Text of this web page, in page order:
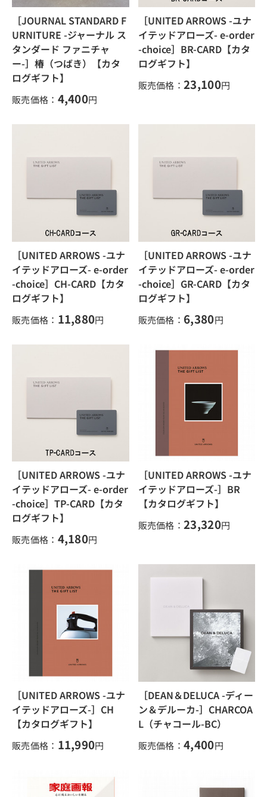
［JOURNAL STANDARD F
URNITURE -ジャーナル ス
タンダード ファニチャ
ー-］椿（つばき）【カタ
ログギフト】
販売価格： 4,400円
［UNITED ARROWS -ユナ
イテッドアローズ- e-order
-choice］BR-CARD【カタ
ログギフト】
販売価格： 23,100円
［UNITED ARROWS -ユナ
イテッドアローズ- e-order
-choice］CH-CARD【カタ
ログギフト】
販売価格： 11,880円
［UNITED ARROWS -ユナ
イテッドアローズ- e-order
-choice］GR-CARD【カタ
ログギフト】
販売価格： 6,380円
［UNITED ARROWS -ユナ
イテッドアローズ- e-order
-choice］TP-CARD【カタ
ログギフト】
販売価格： 4,180円
［UNITED ARROWS -ユナ
イテッドアローズ-］BR
【カタログギフト】
販売価格： 23,320円
［UNITED ARROWS -ユナ
イテッドアローズ-］CH
【カタログギフト】
販売価格： 11,990円
［DEAN＆DELUCA -ディー
ン＆デルーカ-］CHARCOA
L（チャコール-BC）
販売価格： 4,400円